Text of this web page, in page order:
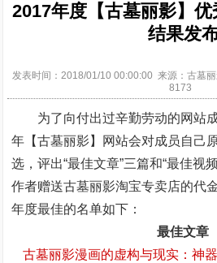
2017年度【古墓丽影】
结果发
发表时间：2018/01/10 00:00:00 来源：古墓
8173
为了向付出过辛勤劳动的网站成
年【古墓丽影】网站会对成员自己
选，评出“最佳文章”三篇和“最佳视
作者赠送古墓丽影淘宝专卖店的代
年度最佳的名单如下：
最佳文章
古墓丽影漫画的虚构与现实：神